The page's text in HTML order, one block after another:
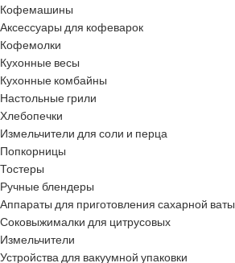
Кофемашины
Аксессуары для кофеварок
Кофемолки
Кухонные весы
Кухонные комбайны
Настольные грили
Хлебопечки
Измельчители для соли и перца
Попкорницы
Тостеры
Ручные блендеры
Аппараты для приготовления сахарной ваты
Соковыжималки для цитрусовых
Измельчители
Устройства для вакуумной упаковки